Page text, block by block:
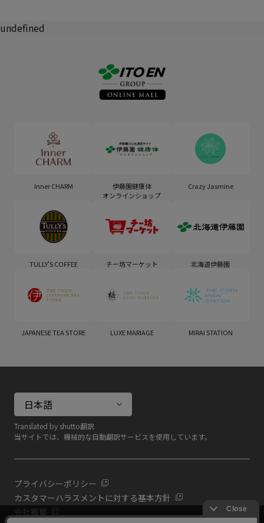
undefined
Translated by shutto翻訳
当サイトでは、機械的な自動翻訳サービスを使用しています。
Inner CHARM
伊藤園健康体
オンラインショップ
Crazy Jasmine
TULLY'S COFFEE チー坊マーケット 北海道伊藤園
JAPANESE TEA STORE LUXE MARIAGE MIRAI STATION
プライバシーポリシー
カスタマーハラスメントに対する基本方針
会社概要